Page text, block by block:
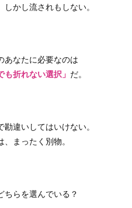
しかし流されもしない。
あなたに必要なのは
も折れない選択」 だ。
勘違いしてはいけない。
まったく別物。
ちらを選んでいる？